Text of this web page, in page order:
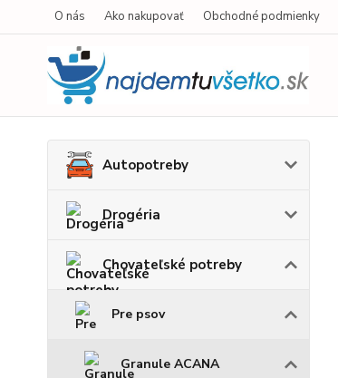
O nás Ako nakupovať Obchodné podmienky
Autopotreby
Drogéria
Chovateľské potreby
Pre psov
Granule ACANA